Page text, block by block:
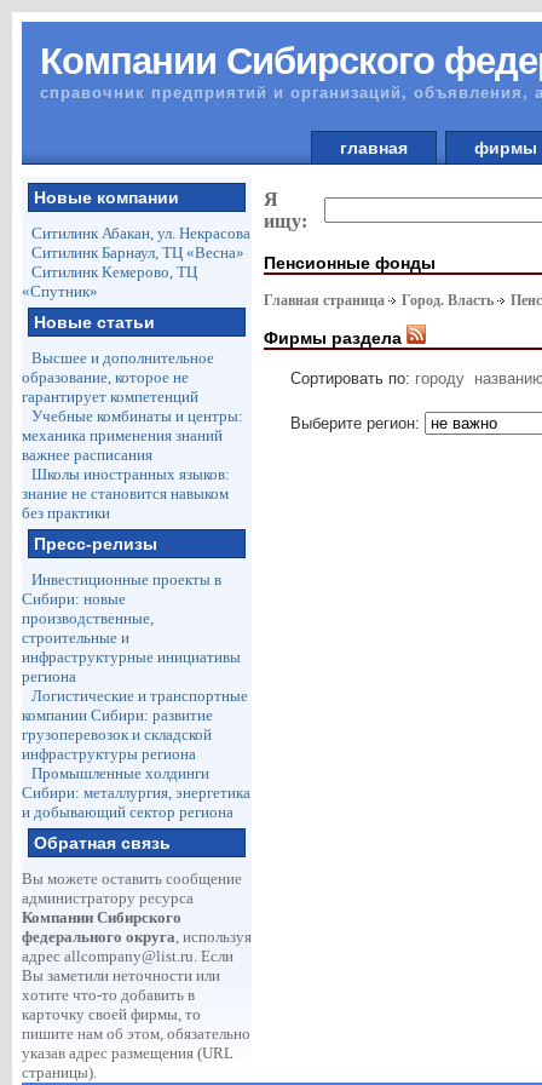
Компании Сибирского
справочник предприятий и организаций, объявления,
главная
Новые компании
Ситилинк Абакан, ул. Некрасова
Ситилинк Барнаул, ТЦ «Весна»
Ситилинк Кемерово, ТЦ
«Спутник»
Новые статьи
Высшее и дополнительное
образование, которое не
гарантирует компетенций
Учебные комбинаты и центры:
механика применения знаний
важнее расписания
Школы иностранных языков:
знание не становится навыком
без практики
Пресс-релизы
Инвестиционные проекты в
Сибири: новые
производственные,
строительные и
инфраструктурные инициативы
региона
Логистические и транспортные
компании Сибири: развитие
грузоперевозок и складской
инфраструктуры региона
Промышленные холдинги
Сибири: металлургия, энергетика
и добывающий сектор региона
Обратная связь
Вы можете оставить сообщение
администратору ресурса
Компании Сибирского
федерального округа, используя
адрес allcompany@list.ru. Если
Вы заметили неточности или
хотите что-то добавить в
карточку своей фирмы, то
пишите нам об этом, обязательно
указав адрес размещения (URL
страницы).
Я
ищу:
Пенсионные фонды
Главная страница Город. Власть
Фирмы раздела
Сортировать по: городу
Выберите регион: